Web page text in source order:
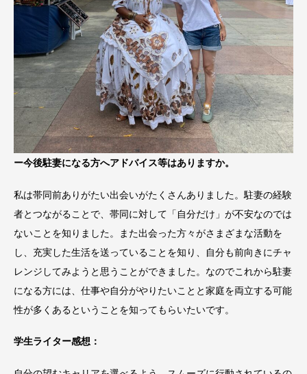
ー今後駐妻になる方へアドバイス等はありますか。
私は帯同前ありがたい出会いがたくさんありました。駐妻の経験
者とつながることで、帯同に対して「自分だけ」が不安なのでは
ないことを知りました。また出会った方々がさまざまな活動を
し、充実した生活を送っていることを知り、自分も前向きにチャ
レンジしてみようと思うことができました。なのでこれから駐妻
になる方には、仕事や自分がやりたいことと家庭を両立する可能
性が多くあるということを知ってもらいたいです。
学生ライター感想：